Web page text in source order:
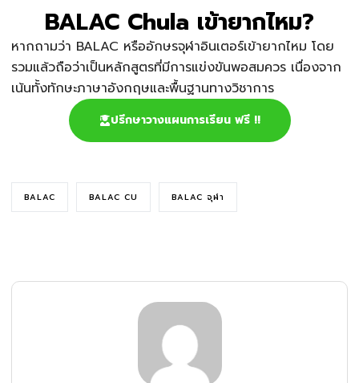
BALAC Chula เข้ายากไหม?
หากถามว่า BALAC หรืออักษรจุฬาอินเตอร์เข้ายากไหม โดย
รวมแล้ว​​ถือว่าเป็นหลักสูตรที่มีการแข่งขันพอสมควร เนื่องจาก
เน้นทั้งทักษะภาษาอังกฤษและพื้นฐานทางวิชาการ
ปรึกษาวางแผนการเรียน ฟรี !!
BALAC BALAC CU BALAC จุฬา